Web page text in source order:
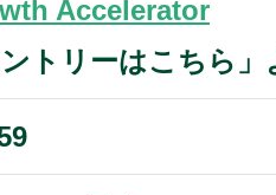
Accelerator
トリーはこちら」